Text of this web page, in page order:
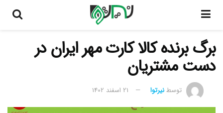
برگ برنده کالا کارت مهر ایران در
دست مشتریان
توسطنیرتوا 21 اسفند 1402